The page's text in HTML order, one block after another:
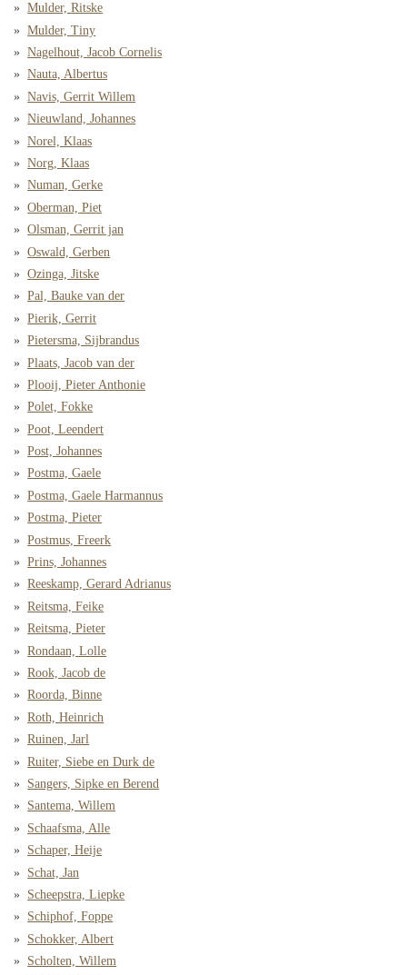
Mulder, Ritske
Mulder, Tiny
Nagelhout, Jacob Cornelis
Nauta, Albertus
Navis, Gerrit Willem
Nieuwland, Johannes
Norel, Klaas
Norg, Klaas
Numan, Gerke
Oberman, Piet
Olsman, Gerrit jan
Oswald, Gerben
Ozinga, Jitske
Pal, Bauke van der
Pierik, Gerrit
Pietersma, Sijbrandus
Plaats, Jacob van der
Plooij, Pieter Anthonie
Polet, Fokke
Poot, Leendert
Post, Johannes
Postma, Gaele
Postma, Gaele Harmannus
Postma, Pieter
Postmus, Freerk
Prins, Johannes
Reeskamp, Gerard Adrianus
Reitsma, Feike
Reitsma, Pieter
Rondaan, Lolle
Rook, Jacob de
Roorda, Binne
Roth, Heinrich
Ruinen, Jarl
Ruiter, Siebe en Durk de
Sangers, Sipke en Berend
Santema, Willem
Schaafsma, Alle
Schaper, Heije
Schat, Jan
Scheepstra, Liepke
Schiphof, Foppe
Schokker, Albert
Scholten, Willem